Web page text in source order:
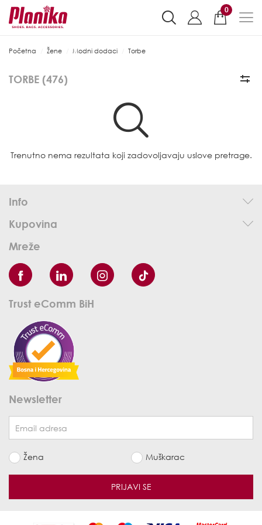
0
Početna Žene Modni dodaci Torbe
TORBE (476)
Trenutno nema rezultata koji zadovoljavaju uslove pretrage.
Info
Kupovina
Mreže
Trust eComm BiH
Newsletter
Žena Muškarac
PRIJAVI SE